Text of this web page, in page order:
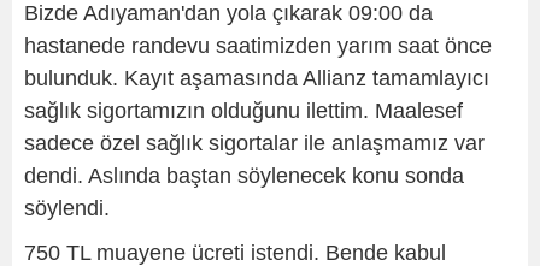
Bizde Adıyaman'dan yola çıkarak 09:00 da
hastanede randevu saatimizden yarım saat önce
bulunduk. Kayıt aşamasında Allianz tamamlayıcı
sağlık sigortamızın olduğunu ilettim. Maalesef
sadece özel sağlık sigortalar ile anlaşmamız var
dendi. Aslında baştan söylenecek konu sonda
söylendi.
750 TL muayene ücreti istendi. Bende kabul